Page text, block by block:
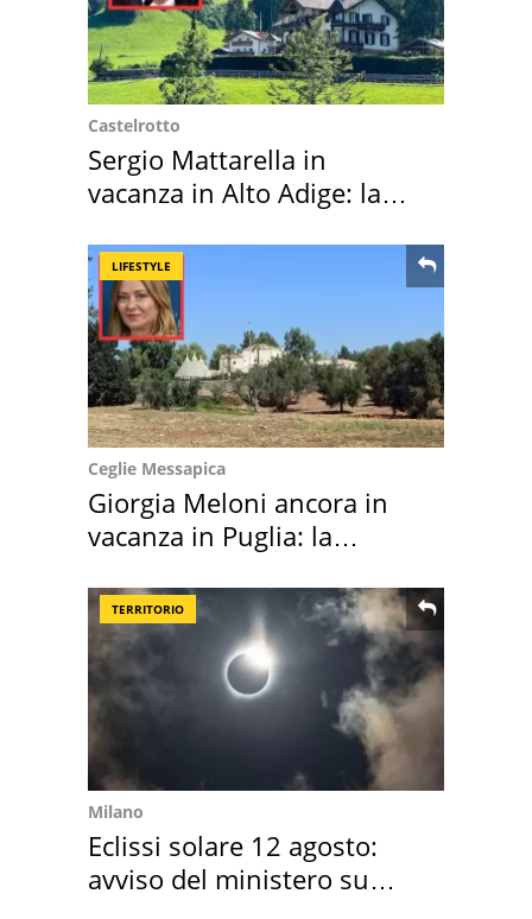
Castelrotto
Sergio Mattarella in
vacanza in Alto Adige: la
LIFESTYLE
Ceglie Messapica
Giorgia Meloni ancora in
vacanza in Puglia: la
TERRITORIO
Milano
Eclissi solare 12 agosto:
avviso del ministero su